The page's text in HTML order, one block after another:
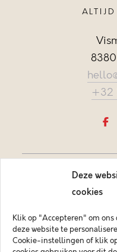
Deze
cookies
Klik op "Accepteren" om
deze website te
Cookie-instellingen of klik
+32
Vastgoedmakelaar-